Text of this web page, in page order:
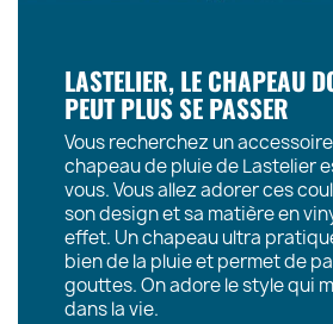
LASTELIER, LE CHAPEAU
PEUT PLUS SE PASSER
Vous recherchez un
chapeau de pluie de Lastelier
vous. Vous allez adorer ces
son design et sa matière en
effet. Un chapeau ultra
bien de la pluie et permet de
gouttes. On adore le style qui
dans la vie.